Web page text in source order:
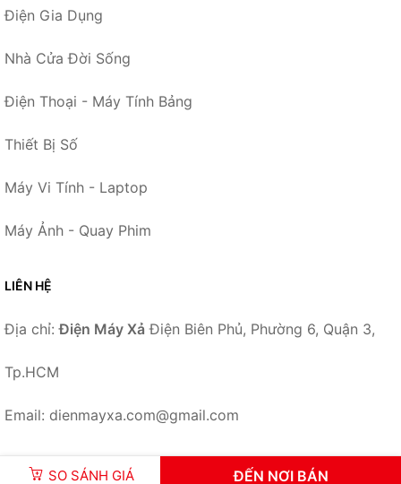
SO SÁNH GIÁ ĐẾN NƠI BÁN
Điện Gia Dụng
Nhà Cửa Đời Sống
Điện Thoại - Máy Tính Bảng
Thiết Bị Số
Máy Vi Tính - Laptop
Máy Ảnh - Quay Phim
LIÊN HỆ
Địa chỉ:Điện Máy Xả Điện Biên Phủ, Phường 6, Quận 3,
Tp.HCM
Email: dienmayxa.com@gmail.com
© 2026 – -Điện Máy Xả.